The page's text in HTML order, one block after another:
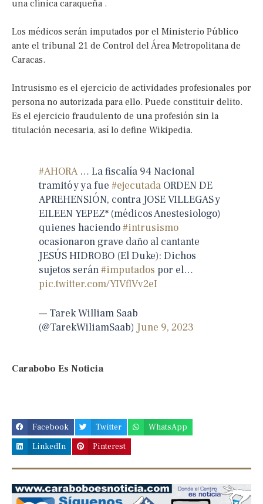
una clínica caraqueña .
Los médicos serán imputados por el Ministerio Público
ante el tribunal 21 de Control del Área Metropolitana de
Caracas.
Intrusismo es el ejercicio de actividades profesionales por
persona no autorizada para ello. Puede constituir delito.
Es el ejercicio fraudulento de una profesión sin la
titulación necesaria, así lo define Wikipedia.
#AHORA … La fiscalía 94 Nacional
tramitó y ya fue#ejecutada ORDEN DE
APREHENSIÓN, contra JOSE VILLEGAS y
EILEEN YEPEZ* (médicos Anestesiologo)
quienes haciendo#intrusismo
ocasionaron grave daño al cantante
JESÚS HIDROBO (El Duke): Dichos
sujetos serán#imputados por el…
pic.twitter.com/YIVflVv2eI
— Tarek William Saab
(@TarekWiliamSaab) June 9, 2023
Carabobo Es Noticia
Facebook Twitter
WhatsApp
LinkedIn
Pinterest